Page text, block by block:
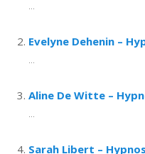
...
Evelyne Dehenin –
...
Aline De Witte –
...
Sarah Libert –